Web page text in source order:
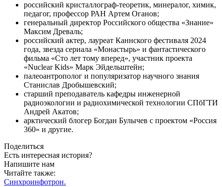
российский кристаллограф-теоретик, минералог, химик,
педагог, профессор РАН Артем Оганов;
генеральный директор Российского общества «Знание»
Максим Древаль;
российский актер, лауреат Каннского фестиваля 2024
года, звезда сериала «Монастырь» и фантастического
фильма «Сто лет тому вперед», участник проекта
«Nuclear Kids» Марк Эйдельштейн;
палеоантрополог и популяризатор научного знания
Станислав Дробышевский;
старший преподаватель кафедры инженерной
радиоэкологии и радиохимической технологии СПбГТИ
Андрей Акатов;
арктический блогер Богдан Булычев с проектом «Россия
360» и другие.
Поделиться
Есть интересная история?
Напишите нам
Читайте также:
Синхроинфотрон.